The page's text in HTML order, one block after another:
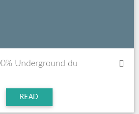
Underground du
READ